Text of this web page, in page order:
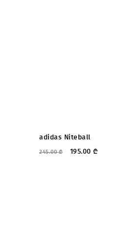
ᲤᲐᲡᲓᲐᲙᲚᲔᲑᲐ
adidas Niteball
245.00₾ 195.00 ₾